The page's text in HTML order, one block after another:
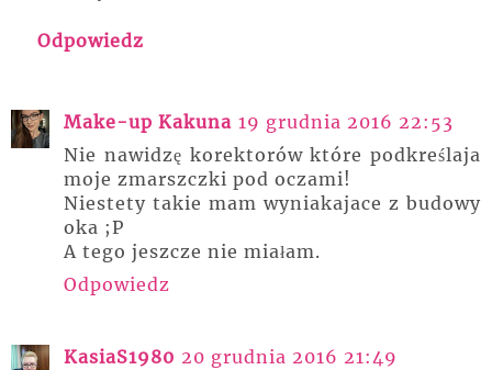
Odpowiedz
Make-up Kakuna 19 grudnia 2016 22:53
Nie nawidzę korektorów które podkreślaja
moje zmarszczki pod oczami!
Niestety takie mam wyniakajace z budowy
oka ;P
A tego jeszcze nie miałam.
Odpowiedz
KasiaS1980 20 grudnia 2016 21:49